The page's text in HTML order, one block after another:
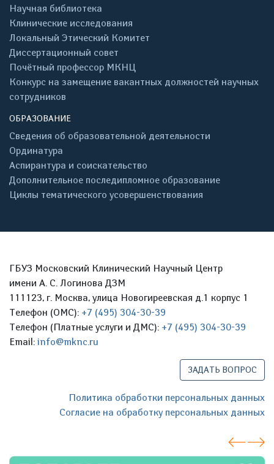
Научная библиотека
Клинические исследования
Локальный Этический Комитет
Диссертационный совет
Почётный профессор МКНЦ
Конкурс на замещение вакантных должностей научных
сотрудников
ОБРАЗОВАНИЕ
Сведения об образовательной деятельности
Ординатура
Аспирантура и соискательство
Дополнительное последипломное образование
Циклы тематического усовершенствования
ГБУЗ Московский Клинический Научный Центр
имени А. С. Логинова ДЗМ
111123, г. Москва, улица Новогиреевская д.1 корпус 1
Телефон (ОМС): +7 (495) 304-30-39
Телефон (Платные услуги и ДМС): +7 (495) 304-30-39
Email: info@mknc.ru
ЗАДАТЬ ВОПРОС
Политика обработки персональных данных
Согласие на обработку персональных данных